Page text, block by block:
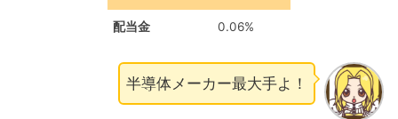
配当金 0.06%
半導体メーカー最大手よ！